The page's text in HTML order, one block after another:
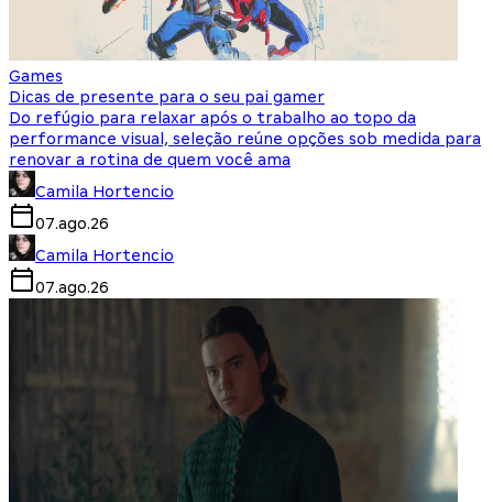
Games
Dicas de presente para o seu pai gamer
Do refúgio para relaxar após o trabalho ao topo da
performance visual, seleção reúne opções sob medida para
renovar a rotina de quem você ama
Camila Hortencio
07.ago.26
Camila Hortencio
07.ago.26